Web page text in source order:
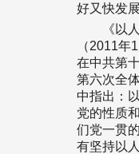
好又快发展
《以
（2011
在中共第
第六次全
中指出：
党的性质
们党一贯
有坚持以